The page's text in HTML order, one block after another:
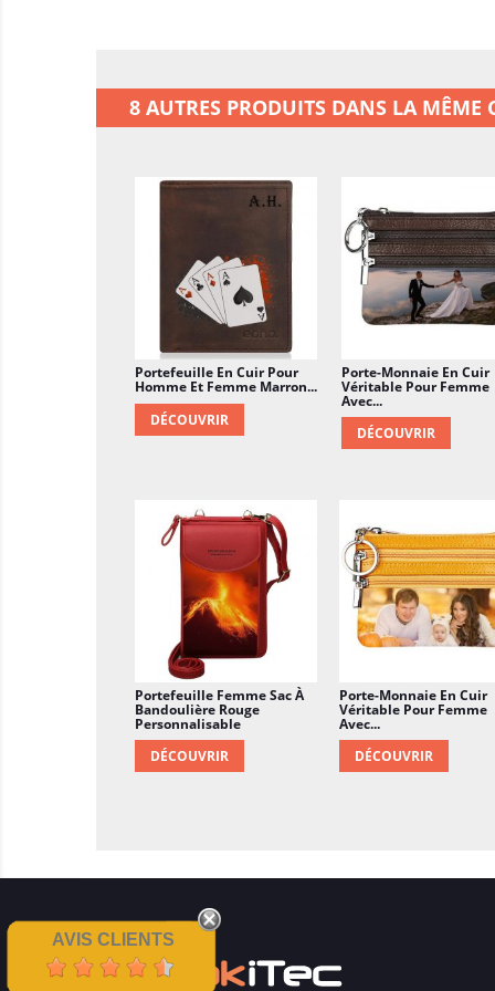
8 AUTRES PRODUITS DANS LA MÊME
Portefeuille En Cuir Pour
Homme Et Femme Marron...
DÉCOUVRIR
Porte-Monnaie En Cuir
Véritable Pour Femme
Avec...
DÉCOUVRIR
Portefeuille Femme Sac À
Bandoulière Rouge
Personnalisable
DÉCOUVRIR
Porte-Monnaie En Cuir
Véritable Pour Femme
Avec...
DÉCOUVRIR
AVIS CLIENTS